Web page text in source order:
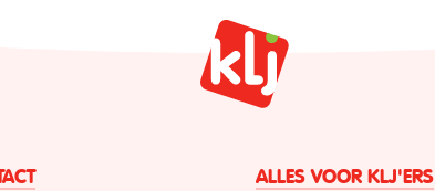
ALLES VOOR KLJ'ERS